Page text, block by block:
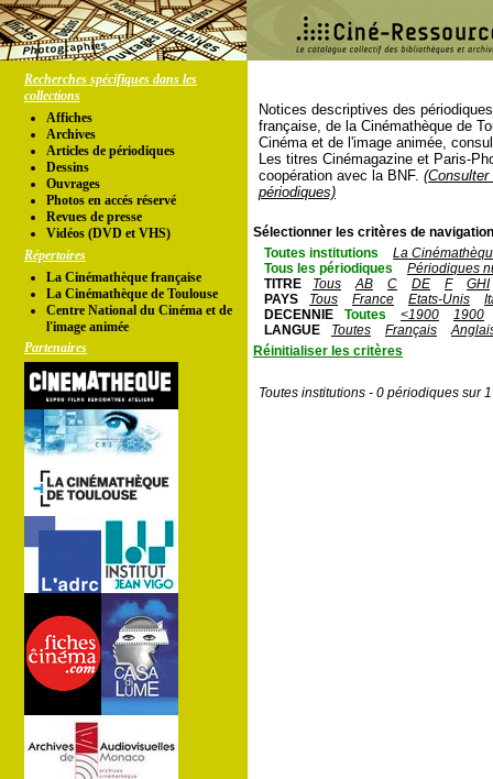
Recherches spécifiques dans les
collections
Affiches
Archives
Articles de périodiques
Dessins
Ouvrages
Photos en accés réservé
Revues de presse
Vidéos (DVD et VHS)
Répertoires
La Cinémathèque française
La Cinémathèque de Toulouse
Centre National du Cinéma et de
l'image animée
Partenaires
Notices descriptives des
française, de la Cinémathèque de
Cinéma et de l'image animée,
Les titres Cinémagazine et Paris-
coopération avec la BNF.
périodiques)
Sélectionner les critères de
Toutes institutions
La
Tous les périodiques
Périodiques
TITRE
Tous AB C DE F
GHI
PAYS
Tous France Etats-Unis
DECENNIE
Toutes <1900
1900
LANGUE
Toutes Français
Réinitialiser les critères
Toutes institutions - 0 périodiques sur